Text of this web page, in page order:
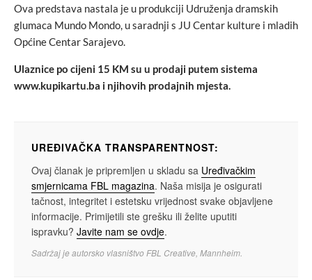
Ova predstava nastala je u produkciji Udruženja dramskih
glumaca Mundo Mondo, u saradnji s JU Centar kulture i mladih
Općine Centar Sarajevo.
Ulaznice po cijeni 15 KM su u prodaji putem sistema
www.kupikartu.ba i njihovih prodajnih mjesta.
UREĐIVAČKA TRANSPARENTNOST:
Ovaj članak je pripremljen u skladu sa Uređivačkim
smjernicama FBL magazina. Naša misija je osigurati
tačnost, integritet i estetsku vrijednost svake objavljene
informacije. Primijetili ste grešku ili želite uputiti
ispravku? Javite nam se ovdje.
Sadržaj je autorsko vlasništvo FBL Creative, Mannheim.